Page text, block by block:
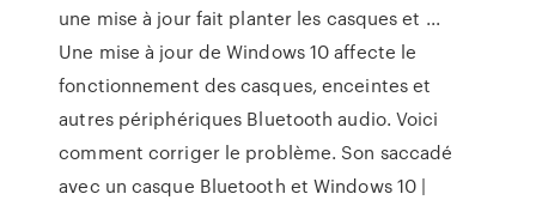
une mise à jour fait planter les casques et ...
Une mise à jour de Windows 10 affecte le
fonctionnement des casques, enceintes et
autres périphériques Bluetooth audio. Voici
comment corriger le problème. Son saccadé
avec un casque Bluetooth et Windows 10 |